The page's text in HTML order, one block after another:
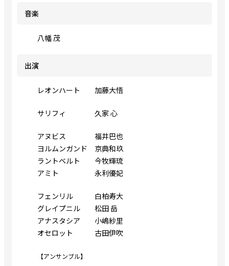
音楽
八幡 茂
出演
レオンハート 加藤大悟
サリフィ 久家 心
アヌビス 福井巴也
ヨルムンガンド 京典和玖
ラントベルト 今牧輝琉
アミト 永利優妃
フェンリル 白柏寿大
グレイプニル 松田 岳
アナスタシア 小嶋紗里
オセロット 古田伊吹
【アンサンブル】